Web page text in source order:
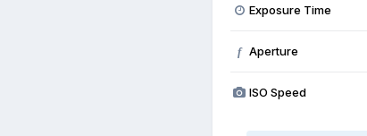
Exposure Time
f Aperture
ISO Speed